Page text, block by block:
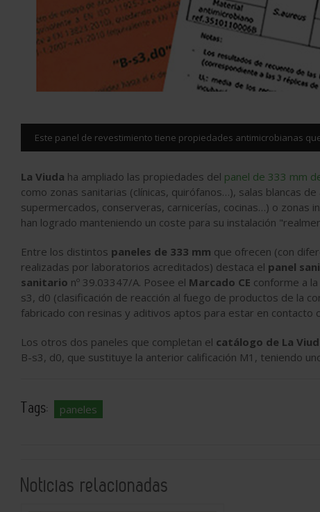
Este panel de revestimiento tiene propiedades antimicrobianas
La Viuda ha ampliado las propiedades del panel de 333 mm
como zonas sanitarias (clínicas, quirófanos…), salas blancas
supermercados, conserveras, carnicerías, cocinas…) o zonas
han logrado manteniendo un coste para su instalación
Entre los distintos paneles de 333 mm que ofrecen (con
realizadas por laboratorios acreditados) destaca el panel
sanitario nº 39.03347/A. Posee el Marcado CE conforme a
s3, d0 (clasificación de reacción al fuego de productos de la
fabricado con resinas y aditivos aptos para estar en contacto
Los otros dos paneles que completan el catálogo de La
B-s3, d0, que sustituye la anterior calificación M1, teniendo
Tags: paneles
Noticias relacionadas